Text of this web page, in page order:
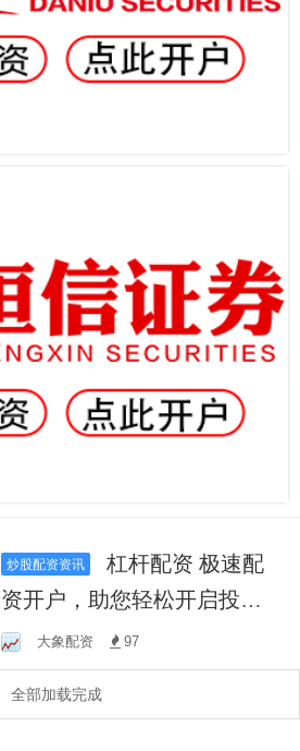
炒股配资资讯
杠杆配资 极速配
资开户，助您轻松开启投资
之路！大象配资 97
全部加载完成